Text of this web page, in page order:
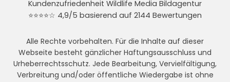
Kundenzufriedenheit Wildlife Media Bildagentur
⭐⭐⭐⭐☆ 4,9/5 basierend auf 2144 Bewertungen
Alle Rechte vorbehalten. Für die Inhalte auf dieser
Webseite besteht gänzlicher Haftungsausschluss und
Urheberrechtsschutz. Jede Bearbeitung, Vervielfältigung,
Verbreitung und/oder öffentliche Wiedergabe ist ohne